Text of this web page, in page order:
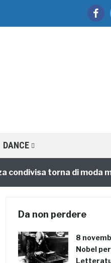
DANCE
torna di moda ma
Da non perdere
8
Nobel